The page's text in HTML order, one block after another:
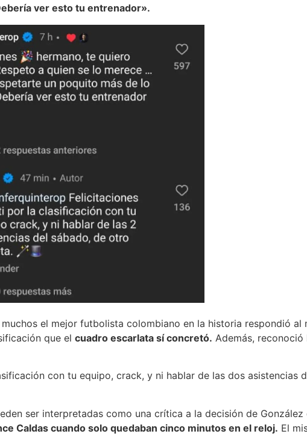
ver esto tu entrenador».
el mejor futbolista colombiano en la historia respondió al
que el cuadro escarlata sí concretó. Además, reconoció
con tu equipo, crack, y ni hablar de las dos asistencias
ser interpretadas como una crítica a la decisión de González
Caldas cuando solo quedaban cinco minutos en el reloj. El